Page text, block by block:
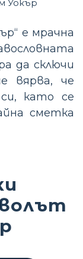
е мрачна
да сключи
вярва, че
като се
сметка